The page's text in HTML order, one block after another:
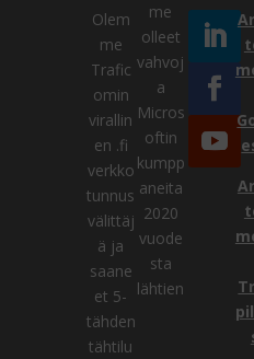
Olem
me
Trafic
omin
virallin
en .fi
verkko
tunnus
välittäj
ä ja
saane
et 5-
tähden
tähtilu
me
olleet
vahvoj
a
Micros
oftin
kumpp
aneita
2020
vuode
sta
lähtien
Kysy meiltä
VERKOSSA